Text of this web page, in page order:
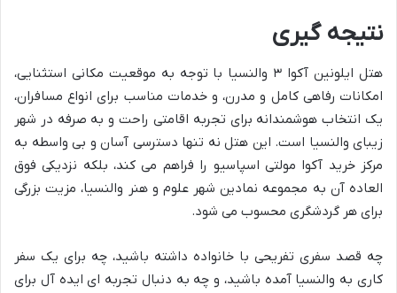
نتیجه گیری
هتل ایلونین آکوا ۳ والنسیا با توجه به موقعیت مکانی استثنایی،
امکانات رفاهی کامل و مدرن، و خدمات مناسب برای انواع مسافران،
یک انتخاب هوشمندانه برای تجربه اقامتی راحت و به صرفه در شهر
زیبای والنسیا است. این هتل نه تنها دسترسی آسان و بی واسطه به
مرکز خرید آکوا مولتی اسپاسیو را فراهم می کند، بلکه نزدیکی فوق
العاده آن به مجموعه نمادین شهر علوم و هنر والنسیا، مزیت بزرگی
برای هر گردشگری محسوب می شود.
چه قصد سفری تفریحی با خانواده داشته باشید، چه برای یک سفر
کاری به والنسیا آمده باشید، و چه به دنبال تجربه ای ایده آل برای